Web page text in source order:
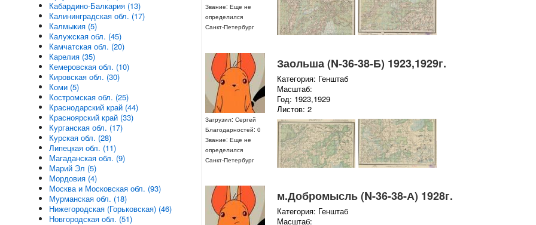
Звание: Еще не
определился
Санкт-Петербург
Загрузил: Сергей
Благодарностей: 0
Звание: Еще не
определился
Санкт-Петербург
Заольша (N-36-38-Б) 1923,1929г.
Категория: Генштаб
Масштаб:
Год: 1923,1929
Листов: 2
м.Добромысль (N-36-38-А) 1928г.
Категория: Генштаб
Масштаб:
Кабардино-Балкария (13)
Калининградская обл. (17)
Калмыкия (5)
Калужская обл. (45)
Камчатская обл. (20)
Карелия (35)
Кемеровская обл. (10)
Кировская обл. (30)
Коми (5)
Костромская обл. (25)
Краснодарский край (44)
Красноярский край (33)
Курганская обл. (17)
Курская обл. (28)
Липецкая обл. (11)
Магаданская обл. (9)
Марий Эл (5)
Мордовия (4)
Москва и Московская обл. (93)
Мурманская обл. (18)
Нижегородская (Горьковская) (46)
Новгородская обл. (51)